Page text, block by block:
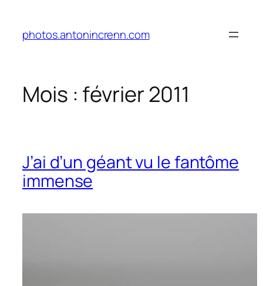
contenu
photos.antonincrenn.com
Mois : février 2011
J’ai d’un géant vu le fantôme
immense